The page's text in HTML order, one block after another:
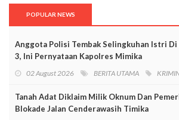
POPULAR NEWS
Anggota Polisi Tembak Selingkuhan Istri
3, Ini Pernyataan Kapolres Mimika
02 August 2026 BERITA UTAMA
Tanah Adat Diklaim Milik Oknum Dan
Blokade Jalan Cenderawasih Timika